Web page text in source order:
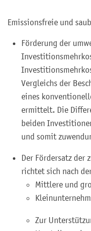
Emissionsfreie und
Förderung der
Vergleichs der
eines
ermittelt. Die
beiden
und somit
Der Fördersatz der
richtet sich nach
Mittlere und
Zur